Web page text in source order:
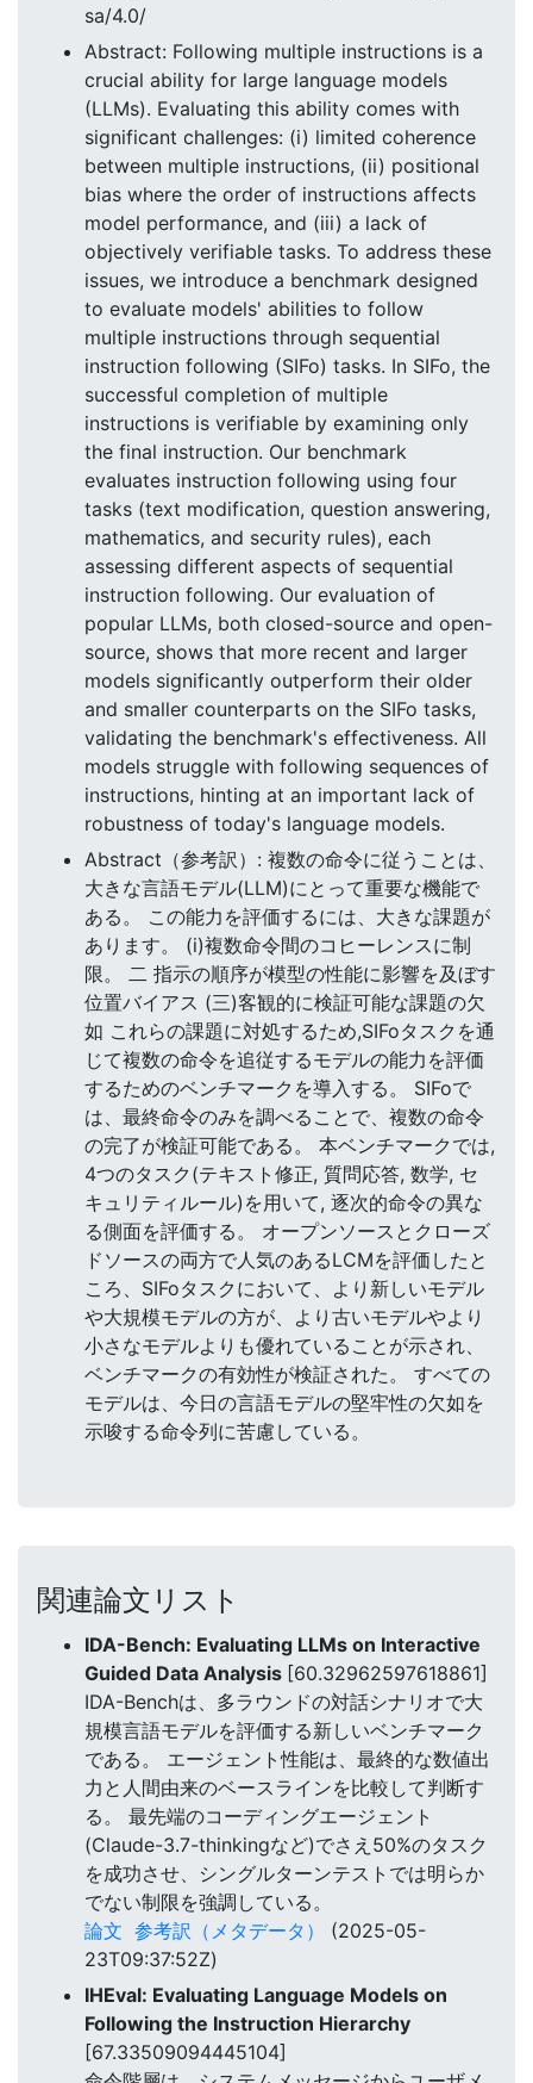
sa/4.0/
Abstract: Following multiple instructions is a
crucial ability for large language models
(LLMs). Evaluating this ability comes with
significant challenges: (i) limited coherence
between multiple instructions, (ii) positional
bias where the order of instructions affects
model performance, and (iii) a lack of
objectively verifiable tasks. To address these
issues, we introduce a benchmark designed
to evaluate models' abilities to follow
multiple instructions through sequential
instruction following (SIFo) tasks. In SIFo, the
successful completion of multiple
instructions is verifiable by examining only
the final instruction. Our benchmark
evaluates instruction following using four
tasks (text modification, question answering,
mathematics, and security rules), each
assessing different aspects of sequential
instruction following. Our evaluation of
popular LLMs, both closed-source and open-
source, shows that more recent and larger
models significantly outperform their older
and smaller counterparts on the SIFo tasks,
validating the benchmark's effectiveness. All
models struggle with following sequences of
instructions, hinting at an important lack of
robustness of today's language models.
Abstract（参考訳）: 複数の命令に従うことは、
大きな言語モデル(LLM)にとって重要な機能で
ある。 この能力を評価するには、大きな課題が
あります。 (i)複数命令間のコヒーレンスに制
限。 二 指示の順序が模型の性能に影響を及ぼす
位置バイアス (三)客観的に検証可能な課題の欠
如 これらの課題に対処するため,SIFoタスクを通
じて複数の命令を追従するモデルの能力を評価
するためのベンチマークを導入する。 SIFoで
は、最終命令のみを調べることで、複数の命令
の完了が検証可能である。 本ベンチマークでは,
4つのタスク(テキスト修正, 質問応答, 数学, セ
キュリティルール)を用いて, 逐次的命令の異な
る側面を評価する。 オープンソースとクローズ
ドソースの両方で人気のあるLCMを評価したと
ころ、SIFoタスクにおいて、より新しいモデル
や大規模モデルの方が、より古いモデルやより
小さなモデルよりも優れていることが示され、
ベンチマークの有効性が検証された。 すべての
モデルは、今日の言語モデルの堅牢性の欠如を
示唆する命令列に苦慮している。
関連論文リスト
IDA-Bench: Evaluating LLMs on Interactive
Guided Data Analysis [60.32962597618861]
IDA-Benchは、多ラウンドの対話シナリオで大
規模言語モデルを評価する新しいベンチマーク
である。 エージェント性能は、最終的な数値出
力と人間由来のベースラインを比較して判断す
る。 最先端のコーディングエージェント
(Claude-3.7-thinkingなど)でさえ50%のタスク
を成功させ、シングルターンテストでは明らか
でない制限を強調している。
論文 参考訳（メタデータ）
(2025-05-
23T09:37:52Z)
IHEval: Evaluating Language Models on
Following the Instruction Hierarchy
[67.33509094445104]